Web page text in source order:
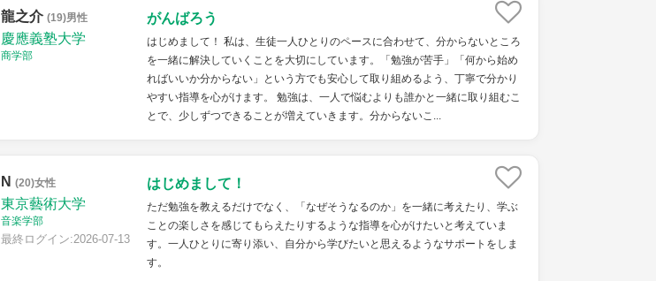
龍之介 (19)男性
慶應義塾大学
商学部
がんばろう
はじめまして！ 私は、生徒一人ひとりのペースに合わせて、分からないところ
を一緒に解決していくことを大切にしています。「勉強が苦手」「何から始め
ればいいか分からない」という方でも安心して取り組めるよう、丁寧で分かり
やすい指導を心がけます。 勉強は、一人で悩むよりも誰かと一緒に取り組むこ
とで、少しずつできることが増えていきます。分からないこ...
N (20)女性
東京藝術大学
音楽学部
最終ログイン:2026-07-13
はじめまして！
ただ勉強を教えるだけでなく、「なぜそうなるのか」を一緒に考えたり、学ぶ
ことの楽しさを感じてもらえたりするような指導を心がけたいと考えていま
す。一人ひとりに寄り添い、自分から学びたいと思えるようなサポートをしま
す。